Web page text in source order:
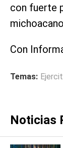
con fuerte
Con
Temas:
Noticias